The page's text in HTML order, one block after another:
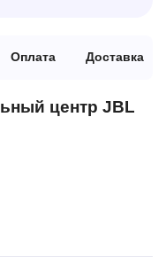
Оплата Доставка
центр JBL